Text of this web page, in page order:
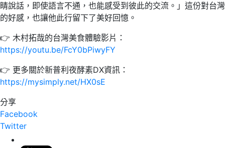
睛說話，即使語言不通，也能感受到彼此的交流。」這份對台灣
的好感，也讓他此行留下了美好回憶。
👉 木村拓哉的台灣美食體驗影片：
https://youtu.be/FcY0bPiwyFY
👉 更多關於新普利夜酵素DX資訊：
https://mysimply.net/HX0sE
分享
Facebook
Twitter